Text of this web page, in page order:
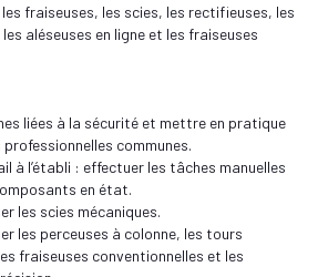
fraiseuses, les scies, les rectifieuses, les
aléseuses en ligne et les fraiseuses
liées à la sécurité et mettre en pratique
communes.
à l’établi : effectuer les tâches manuelles
en état.
les scies mécaniques.
les perceuses à colonne, les tours
fraiseuses conventionnelles et les